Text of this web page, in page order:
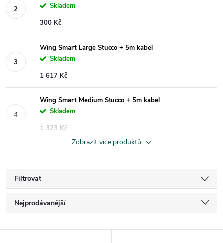
Skladem
300 Kč
Wing Smart Large Stucco + 5m kabel
Skladem
1 617 Kč
Wing Smart Medium Stucco + 5m kabel
Skladem
1 323 Kč
Zobrazit více produktů
Filtrovat
Ř
a
Nejprodávanější